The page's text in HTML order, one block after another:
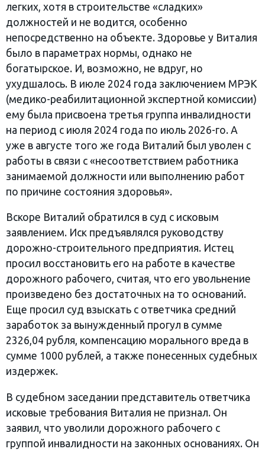
легких, хотя в строительстве «сладких»
должностей и не водится, особенно
непосредственно на объекте. Здоровье у Виталия
было в параметрах нормы, однако не
богатырское. И, возможно, не вдруг, но
ухудшалось. В июле 2024 года заключением МРЭК
(медико-реабилитационной экспертной комиссии)
ему была присвоена третья группа инвалидности
на период с июля 2024 года по июль 2026-го. А
уже в августе того же года Виталий был уволен с
работы в связи с «несоответствием работника
занимаемой должности или выполнению работ
по причине состояния здоровья».
Вскоре Виталий обратился в суд с исковым
заявлением. Иск предъявлялся руководству
дорожно-строительного предприятия. Истец
просил восстановить его на работе в качестве
дорожного рабочего, считая, что его увольнение
произведено без достаточных на то оснований.
Еще просил суд взыскать с ответчика средний
заработок за вынужденный прогул в сумме
2326,04 рубля, компенсацию морального вреда в
сумме 1000 рублей, а также понесенных судебных
издержек.
В судебном заседании представитель ответчика
исковые требования Виталия не признал. Он
заявил, что уволили дорожного рабочего с
группой инвалидности на законных основаниях. Он